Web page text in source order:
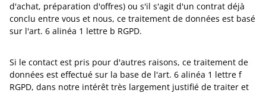
d'achat, préparation d'offres) ou s'il s'agit d'un contrat déjà
conclu entre vous et nous, ce traitement de données est basé
sur l'art. 6 alinéa 1 lettre b RGPD.
Si le contact est pris pour d'autres raisons, ce traitement de
données est effectué sur la base de l'art. 6 alinéa 1 lettre f
RGPD, dans notre intérêt très largement justifié de traiter et